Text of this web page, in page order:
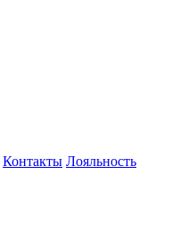
Контакты Лояльность